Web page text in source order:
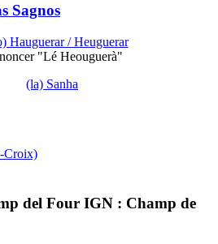
Sagnos
Hauguerar / Heuguerar
"Lé Heouguerà"
(la) Sanha
Croix)
del Four IGN : Champ de